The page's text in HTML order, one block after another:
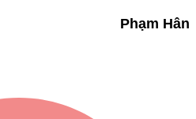
Phạm Hân